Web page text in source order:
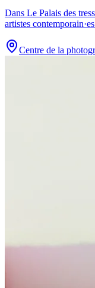
Dans Le Palais des
artistes
Centre de la